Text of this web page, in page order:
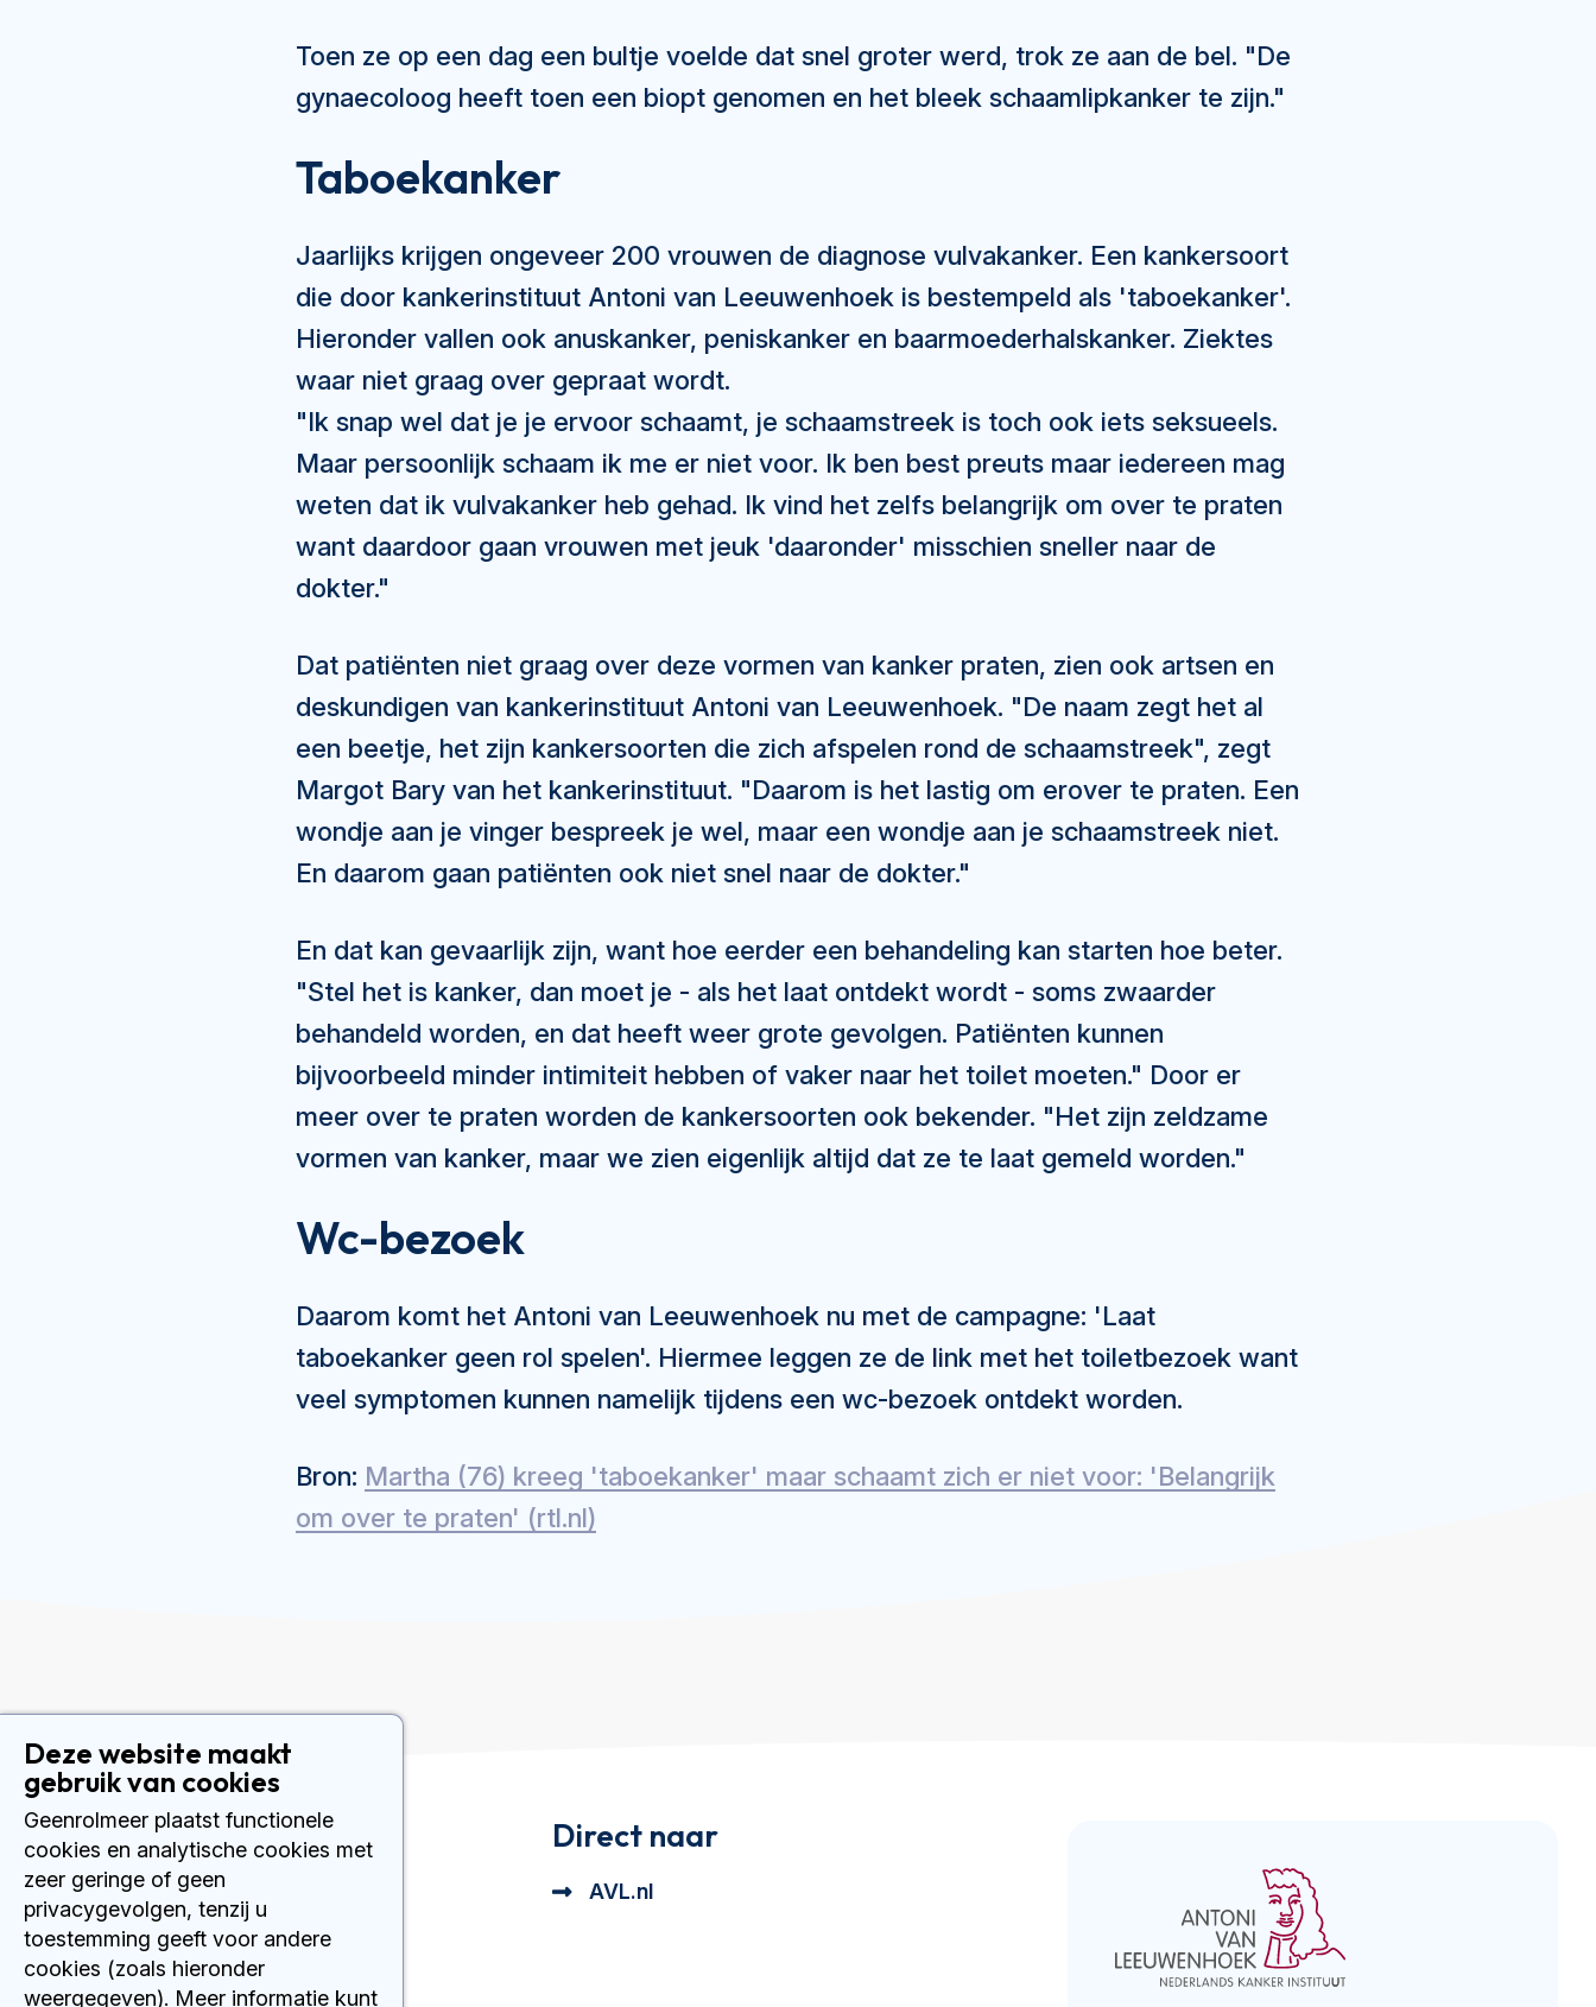
Toen ze op een dag een bultje voelde dat snel groter werd, trok ze aan de bel. "De
gynaecoloog heeft toen een biopt genomen en het bleek schaamlipkanker te zijn."
Taboekanker
Jaarlijks krijgen ongeveer 200 vrouwen de diagnose vulvakanker. Een kankersoort
die door kankerinstituut Antoni van Leeuwenhoek is bestempeld als 'taboekanker'.
Hieronder vallen ook anuskanker, peniskanker en baarmoederhalskanker. Ziektes
waar niet graag over gepraat wordt.
"Ik snap wel dat je je ervoor schaamt, je schaamstreek is toch ook iets seksueels.
Maar persoonlijk schaam ik me er niet voor. Ik ben best preuts maar iedereen mag
weten dat ik vulvakanker heb gehad. Ik vind het zelfs belangrijk om over te praten
want daardoor gaan vrouwen met jeuk 'daaronder' misschien sneller naar de
dokter."
Dat patiënten niet graag over deze vormen van kanker praten, zien ook artsen en
deskundigen van kankerinstituut Antoni van Leeuwenhoek. "De naam zegt het al
een beetje, het zijn kankersoorten die zich afspelen rond de schaamstreek", zegt
Margot Bary van het kankerinstituut. "Daarom is het lastig om erover te praten. Een
wondje aan je vinger bespreek je wel, maar een wondje aan je schaamstreek niet.
En daarom gaan patiënten ook niet snel naar de dokter."
En dat kan gevaarlijk zijn, want hoe eerder een behandeling kan starten hoe beter.
"Stel het is kanker, dan moet je - als het laat ontdekt wordt - soms zwaarder
behandeld worden, en dat heeft weer grote gevolgen. Patiënten kunnen
bijvoorbeeld minder intimiteit hebben of vaker naar het toilet moeten." Door er
meer over te praten worden de kankersoorten ook bekender. "Het zijn zeldzame
vormen van kanker, maar we zien eigenlijk altijd dat ze te laat gemeld worden."
Wc-bezoek
Daarom komt het Antoni van Leeuwenhoek nu met de campagne: 'Laat
taboekanker geen rol spelen'. Hiermee leggen ze de link met het toiletbezoek want
veel symptomen kunnen namelijk tijdens een wc-bezoek ontdekt worden.
Bron: Martha (76) kreeg 'taboekanker' maar schaamt zich er niet voor: 'Belangrijk
om over te praten' (rtl.nl)
Contact
Plesmanlaan 121
1066 CX Amsterdam
020 512 9111
Direct naar
AVL.nl
Deze website maakt
gebruik van cookies
Geenrolmeer plaatst functionele
cookies en analytische cookies met
zeer geringe of geen
privacygevolgen, tenzij u
toestemming geeft voor andere
cookies (zoals hieronder
weergegeven). Meer informatie kunt